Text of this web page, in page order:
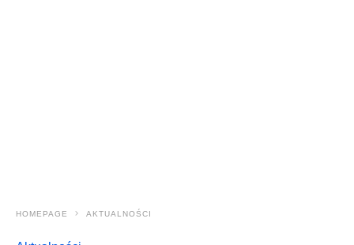
HOMEPAGE AKTUALNOŚCI